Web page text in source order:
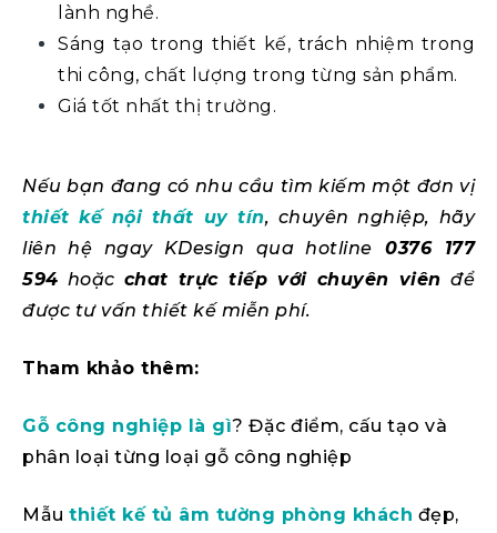
lành nghề.
Sáng tạo trong thiết kế, trách nhiệm trong
thi công, chất lượng trong từng sản phẩm.
Giá tốt nhất thị trường.
Nếu bạn đang có nhu cầu tìm kiếm một đơn vị
thiết kế nội thất uy tín, chuyên nghiệp, hãy
liên hệ ngay KDesign qua hotline 0376 177
594 hoặc chat trực tiếp với chuyên viên để
được tư vấn thiết kế miễn phí.
Tham khảo thêm:
Gỗ công nghiệp là gì? Đặc điểm, cấu tạo và
phân loại từng loại gỗ công nghiệp
Mẫu thiết kế tủ âm tường phòng khách đẹp,